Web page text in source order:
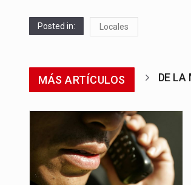
Posted in: Locales
MÁS ARTÍCULOS DE LA